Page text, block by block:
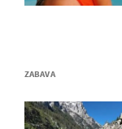
ZABAVA